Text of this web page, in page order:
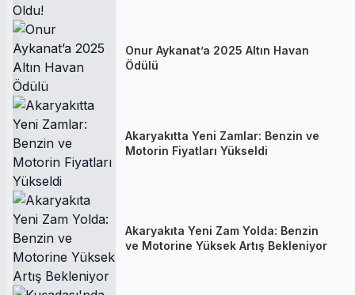
Onur Aykanat’a 2025 Altın Havan
Ödülü
Akaryakıtta Yeni Zamlar: Benzin ve
Motorin Fiyatları Yükseldi
Akaryakıta Yeni Zam Yolda: Benzin
ve Motorine Yüksek Artış Bekleniyor